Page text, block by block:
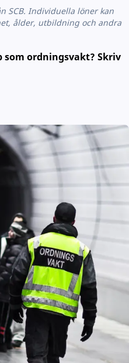
SCB. Individuella löner kan
ålder, utbildning och andra
ordningsvakt? Skriv